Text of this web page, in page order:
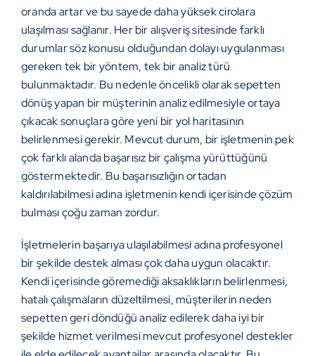
oranda artar ve bu sayede daha yüksek cirolara
ulaşılması sağlanır. Her bir alışveriş sitesinde farklı
durumlar söz konusu olduğundan dolayı uygulanması
gereken tek bir yöntem, tek bir analiz türü
bulunmaktadır. Bu nedenle öncelikli olarak sepetten
dönüş yapan bir müşterinin analiz edilmesiyle ortaya
çıkacak sonuçlara göre yeni bir yol haritasının
belirlenmesi gerekir. Mevcut durum, bir işletmenin pek
çok farklı alanda başarısız bir çalışma yürüttüğünü
göstermektedir. Bu başarısızlığın ortadan
kaldırılabilmesi adına işletmenin kendi içerisinde çözüm
bulması çoğu zaman zordur.
İşletmelerin başarıya ulaşılabilmesi adına profesyonel
bir şekilde destek alması çok daha uygun olacaktır.
Kendi içerisinde göremediği aksaklıkların belirlenmesi,
hatalı çalışmaların düzeltilmesi, müşterilerin neden
sepetten geri döndüğü analiz edilerek daha iyi bir
şekilde hizmet verilmesi mevcut profesyonel destekler